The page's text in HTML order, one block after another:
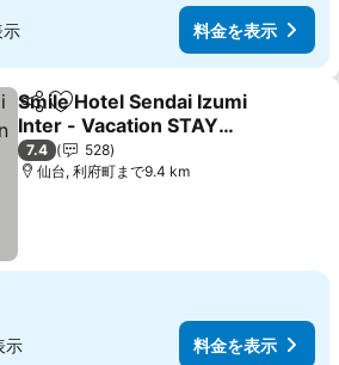
示 料金を表示
シェアお気に入りに追加
Smile Hotel Sendai Izumi
Inter - Vacation STAY
77803v
7.4
528
仙台, 利府町まで9.4 km
示 料金を表示